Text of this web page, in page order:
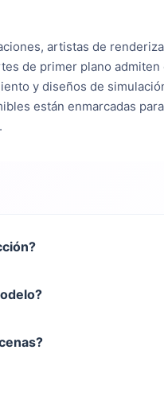
artistas de
de primer plano
y diseños de
están enmarcadas